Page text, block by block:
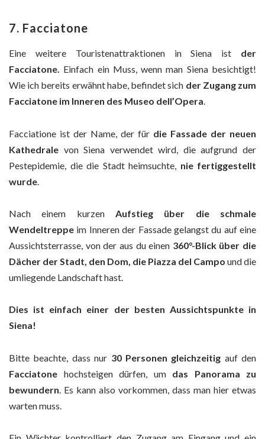
7. Facciatone
Eine weitere Touristenattraktionen in Siena ist der
Facciatone. Einfach ein Muss, wenn man Siena besichtigt!
Wie ich bereits erwähnt habe, befindet sich der Zugang zum
Facciatone im Inneren des Museo dell’Opera.
Facciatione ist der Name, der für die Fassade der neuen
Kathedrale von Siena verwendet wird, die aufgrund der
Pestepidemie, die die Stadt heimsuchte, nie fertiggestellt
wurde
Nach einem kurzen Aufstieg über die schmale
Wendeltreppe im Inneren der Fassade gelangst du auf eine
Aussichtsterrasse, von der aus du einen 360°-Blick über die
Dächer der Stadt, den Dom, die Piazza del Campo und die
umliegende Landschaft hast.
Dies ist einfach einer der besten Aussichtspunkte in
Siena!
Bitte beachte, dass nur 30 Personen gleichzeitig auf den
Facciatone hochsteigen dürfen, um das Panorama zu
bewundern . Es kann also vorkommen, dass man hier etwas
warten muss.